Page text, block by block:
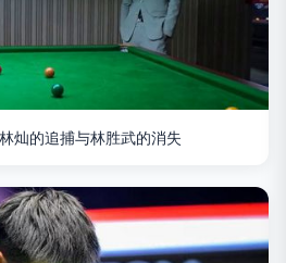
灿的追捕与林胜武的消失